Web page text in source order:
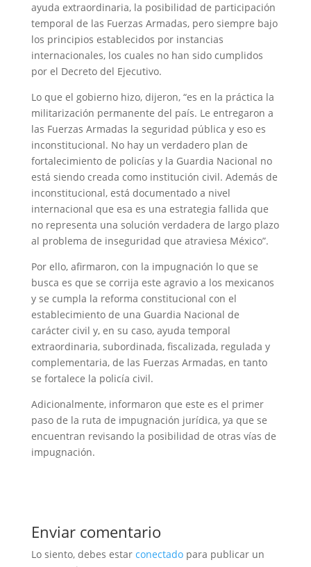
ayuda extraordinaria, la posibilidad de participación
temporal de las Fuerzas Armadas, pero siempre bajo
los principios establecidos por instancias
internacionales, los cuales no han sido cumplidos
por el Decreto del Ejecutivo.
Lo que el gobierno hizo, dijeron, “es en la práctica la
militarización permanente del país. Le entregaron a
las Fuerzas Armadas la seguridad pública y eso es
inconstitucional. No hay un verdadero plan de
fortalecimiento de policías y la Guardia Nacional no
está siendo creada como institución civil. Además de
inconstitucional, está documentado a nivel
internacional que esa es una estrategia fallida que
no representa una solución verdadera de largo plazo
al problema de inseguridad que atraviesa México”.
Por ello, afirmaron, con la impugnación lo que se
busca es que se corrija este agravio a los mexicanos
y se cumpla la reforma constitucional con el
establecimiento de una Guardia Nacional de
carácter civil y, en su caso, ayuda temporal
extraordinaria, subordinada, fiscalizada, regulada y
complementaria, de las Fuerzas Armadas, en tanto
se fortalece la policía civil.
Adicionalmente, informaron que este es el primer
paso de la ruta de impugnación jurídica, ya que se
encuentran revisando la posibilidad de otras vías de
impugnación.
Enviar comentario
Lo siento, debes estar conectadopara publicar un